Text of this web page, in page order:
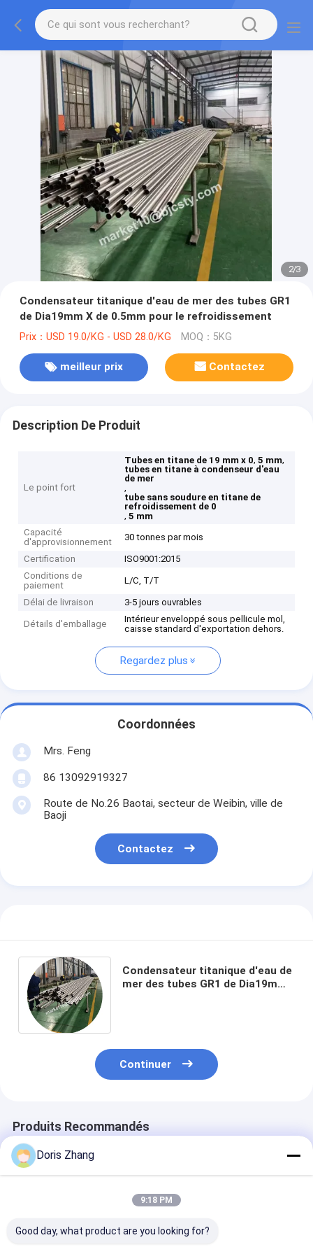
2/3
Condensateur titanique d'eau de mer des tubes GR1
de Dia19mm X de 0.5mm pour le refroidissement
Prix：USD 19.0/KG - USD 28.0/KG MOQ：5KG
meilleur prix Contactez
Description De Produit
Le point fort
Tubes en titane de 19 mm x 0,5 mm,
tubes en titane à condenseur d'eau
de mer
,
tube sans soudure en titane de
refroidissement de 0
,5 mm
Capacité
d'approvisionnement
30 tonnes par mois
Certification
ISO9001:2015
Conditions de
paiement
L/C, T/T
Délai de livraison 3-5 jours ouvrables
Détails d'emballage
Intérieur enveloppé sous pellicule mol,
caisse standard d'exportation dehors.
Regardez plus
Coordonnées
Mrs. Feng
86 13092919327
Route de No.26 Baotai, secteur de Weibin, ville de
Baoji
Contactez
Condensateur titanique d'eau de
mer des tubes GR1 de Dia19mm
Continuer
Produits Recommandés
Doris Zhang
9:18 PM
Good day, what product are you looking for?